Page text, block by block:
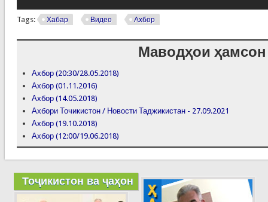
Tags: Хабар Видео Ахбор
Маводҳои ҳамсон
Ахбор (20:30/28.05.2018)
Ахбор (01.11.2016)
Ахбор (14.05.2018)
Ахбори Точикистон / Новости Таджикистан - 27.09.2021
Ахбор (19.10.2018)
Ахбор (12:00/19.06.2018)
Тоҷикистон ва ҷаҳон